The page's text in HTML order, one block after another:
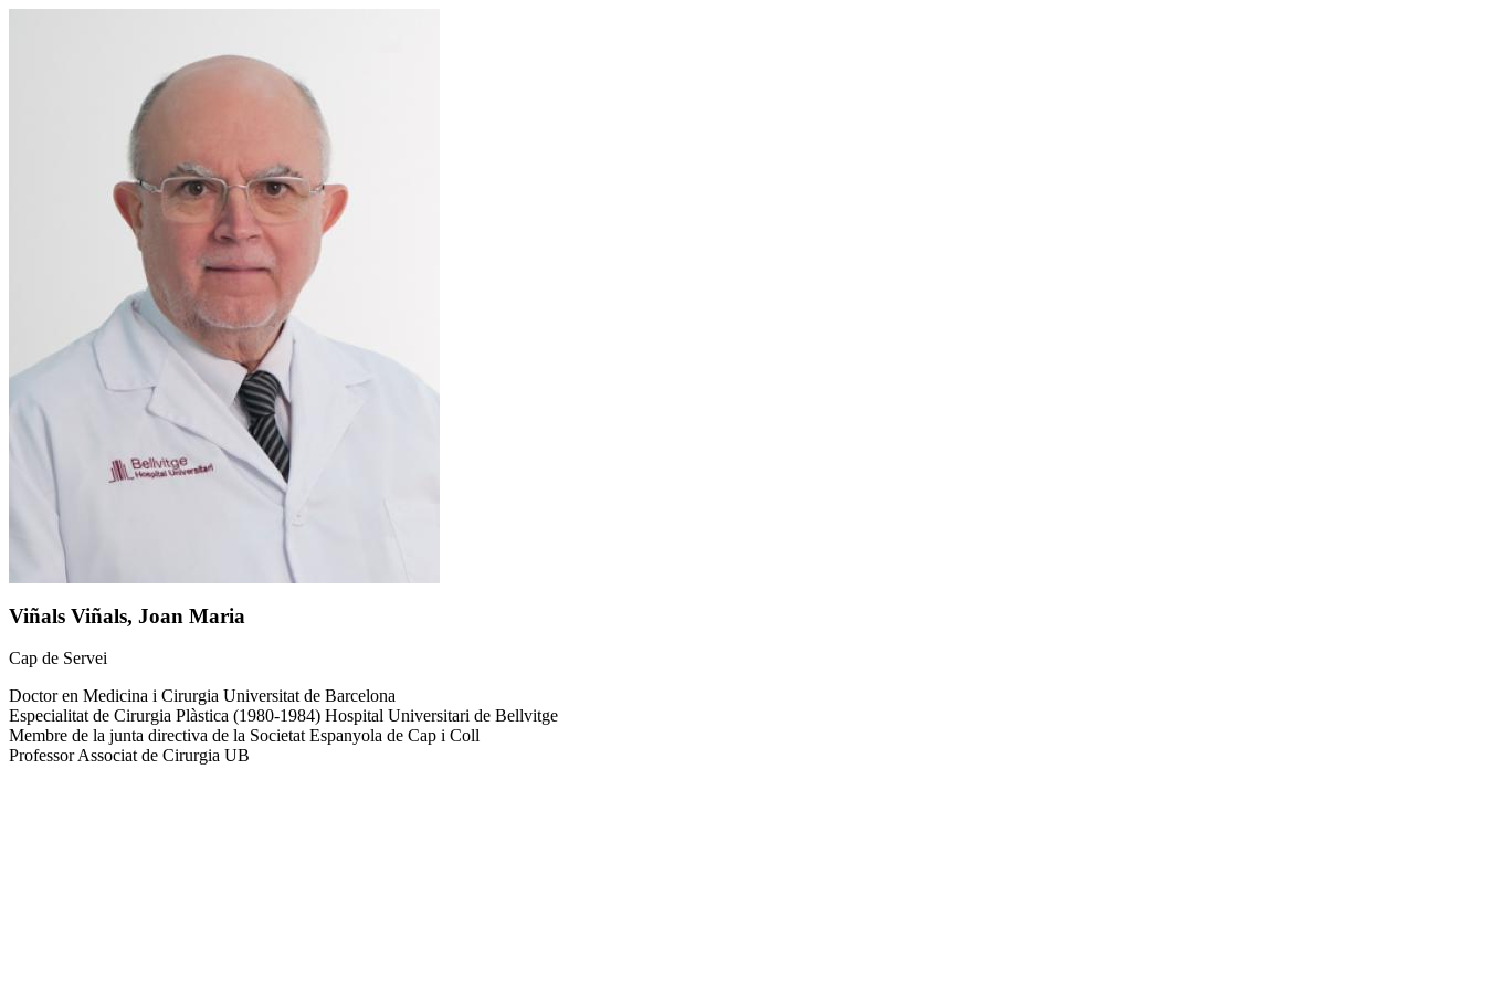
Viñals Viñals, Joan Maria
Cap de Servei
Doctor en Medicina i Cirurgia Universitat de Barcelona
Especialitat de Cirurgia Plàstica (1980-1984) Hospital Universitari de Bellvitge
Membre de la junta directiva de la Societat Espanyola de Cap i Coll
Professor Associat de Cirurgia UB